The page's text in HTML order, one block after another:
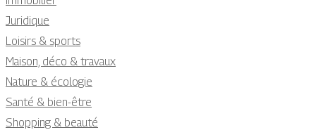
Juridique
Loisirs & sports
Maison, déco & travaux
Nature & écologie
Santé & bien-être
Shopping & beauté